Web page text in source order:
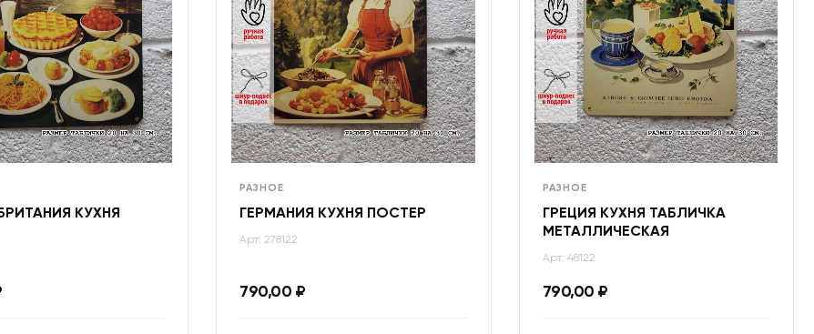
КУХНЯ
РАЗНОЕ
ГЕРМАНИЯ КУХНЯ ПОСТЕР
Арт: 278122
790,00 ₽
РАЗНОЕ
ГРЕЦИЯ КУХНЯ ТАБЛИЧКА
МЕТАЛЛИЧЕСКАЯ
Арт: 48122
790,00 ₽